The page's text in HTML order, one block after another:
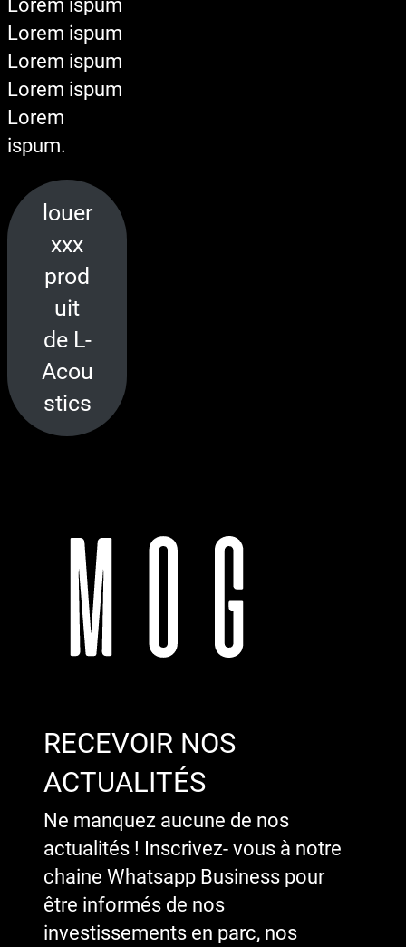
Lorem ispum
Lorem ispum
Lorem ispum
Lorem
ispum.
louer
xxx
prod
uit
de L-
Acou
stics
RECEVOIR NOS
ACTUALITÉS
Ne manquez aucune de nos
actualités ! Inscrivez- vous à notre
chaine Whatsapp Business pour
être informés de nos
investissements en parc, nos